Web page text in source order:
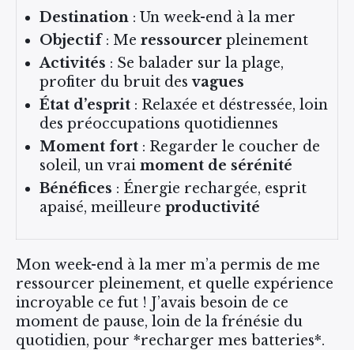
Destination: Un week-end à la mer
Objectif: Me ressourcerpleinement
Activités : Se balader sur la plage,
profiter du bruit desvagues
État d’esprit: Relaxée et déstressée, loin
des préoccupations quotidiennes
Moment fort: Regarder le coucher de
soleil, un vrai moment de sérénité
Bénéfices : Énergie rechargée, esprit
apaisé, meilleure productivité
Mon week-end à la mer m’a permis de me
ressourcer pleinement, et quelle expérience
incroyable ce fut ! J’avais besoin de ce
moment de pause, loin de la frénésie du
quotidien, pour *recharger mes batteries*.